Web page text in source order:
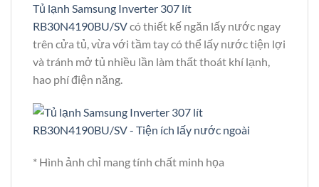
Tủ lạnh Samsung Inverter 307 lít
RB30N4190BU/SVcó thiết kế ngăn lấy nước ngay
trên cửa tủ, vừa với tầm tay có thể lấy nước tiện lợi
và tránh mở tủ nhiều lần làm thất thoát khí lạnh,
hao phí điện năng.
* Hình ảnh chỉ mang tính chất minh họa